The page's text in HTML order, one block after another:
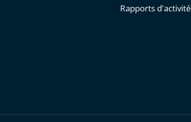
Rapports d'activité